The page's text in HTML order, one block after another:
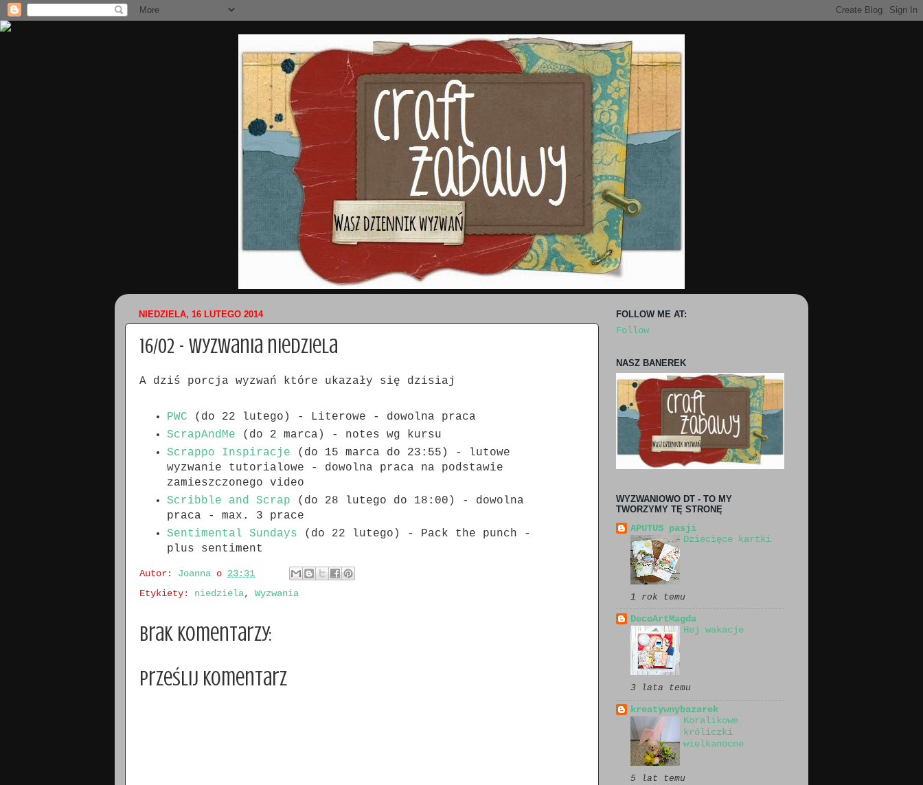
NIEDZIELA, 16 LUTEGO 2014
16/02 - wyzwania niedziela
A dziś porcja wyzwań które ukazały się dzisiaj
PWC (do 22 lutego) - Literowe - dowolna praca
ScrapAndMe (do 2 marca) - notes wg kursu
Scrappo Inspiracje (do 15 marca do 23:55) - lutowe
wyzwanie tutorialowe - dowolna praca na podstawie
zamieszczonego video
Scribble and Scrap (do 28 lutego do 18:00) - dowolna
praca - max. 3 prace
Sentimental Sundays (do 22 lutego) - Pack the punch -
plus sentiment
Autor: Joanna o 23:31
Etykiety: niedziela, Wyzwania
Brak komentarzy:
Prześlij komentarz
FOLLOW ME AT:
Follow
NASZ BANEREK
WYZWANIOWO DT - TO MY
TWORZYMY TĘ STRONĘ
APUTUS pasji
Dziecięce kartki
1 rok temu
DecoArtMagda
Hej wakacje
3 lata temu
kreatywnybazarek
Koralikowe
króliczki
wielkanocne
5 lat temu